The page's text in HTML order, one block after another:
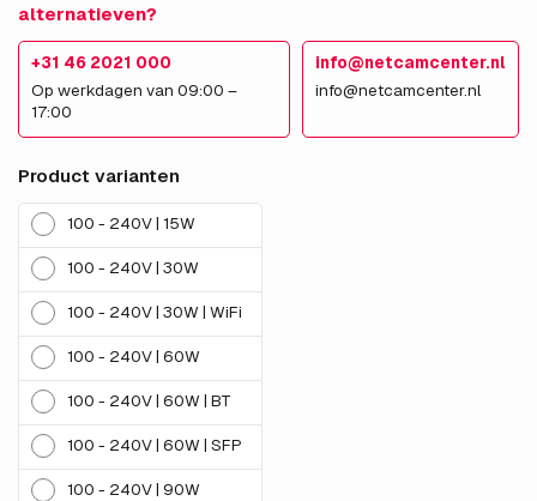
alternatieven?
+31 46 2021 000
Op werkdagen van 09:00 –
17:00
info@netcamcenter.nl
info@netcamcenter.nl
Product varianten
100 - 240V | 15W
100 - 240V | 30W
100 - 240V | 30W | WiFi
100 - 240V | 60W
100 - 240V | 60W | BT
100 - 240V | 60W | SFP
100 - 240V | 90W